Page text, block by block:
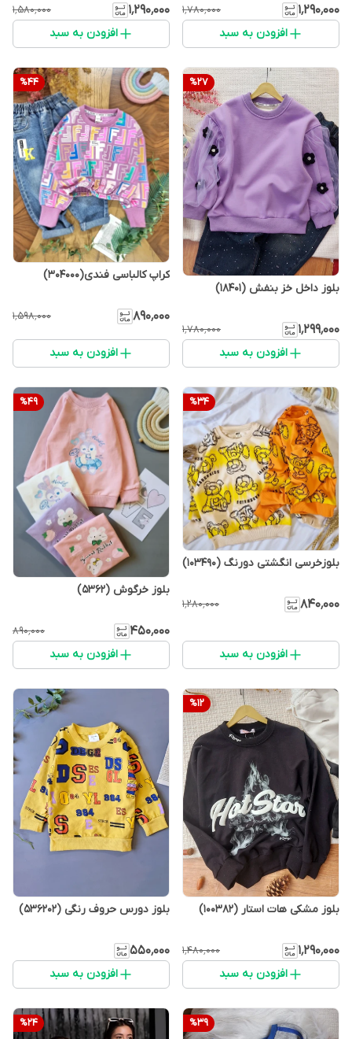
۱٬۲۹۰٬۰۰۰ ۱٬۷۸۰٬۰۰۰
افزودن به سبد
۱٬۲۹۰٬۰۰۰ ۱٬۵۸۰٬۰۰۰
افزودن به سبد
%27
بلوز داخل خز بنفش (18401)
۱٬۲۹۹٬۰۰۰ ۱٬۷۸۰٬۰۰۰
افزودن به سبد
%44
کراپ کالباسی فندی(304000)
۸۹۰٬۰۰۰ ۱٬۵۹۸٬۰۰۰
افزودن به سبد
%34
بلوزخرسی انگشتی دورنگ (103490)
۸۴۰٬۰۰۰ ۱٬۲۸۰٬۰۰۰
افزودن به سبد
%49
بلوز خرگوش (5362)
۴۵۰٬۰۰۰ ۸۹۰٬۰۰۰
افزودن به سبد
%12
بلوز مشکی هات استار (100382)
۱٬۲۹۰٬۰۰۰ ۱٬۴۸۰٬۰۰۰
افزودن به سبد
بلوز دورس حروف رنگی (536202)
۵۵۰٬۰۰۰
افزودن به سبد
%39
%24